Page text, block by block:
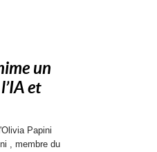
un
et
Papini
, membre du